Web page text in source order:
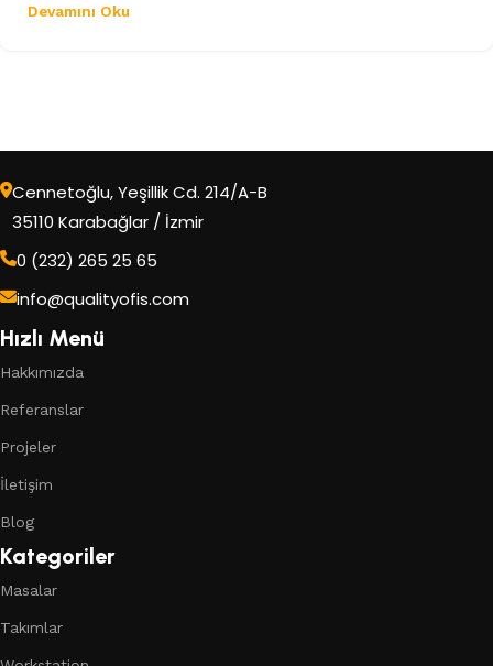
Devamını Oku
Cennetoğlu, Yeşillik Cd. 214/A-B
35110 Karabağlar / İzmir
0 (232) 265 25 65
info@qualityofis.com
Hızlı Menü
Hakkımızda
Referanslar
Projeler
İletişim
Blog
Kategoriler
Masalar
Takımlar